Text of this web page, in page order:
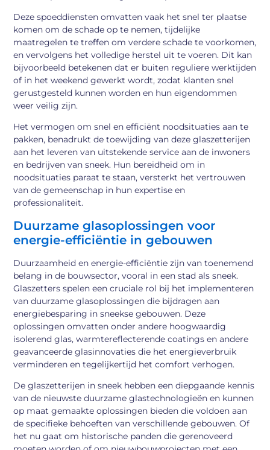
Deze spoeddiensten omvatten vaak het snel ter plaatse
komen om de schade op te nemen, tijdelijke
maatregelen te treffen om verdere schade te voorkomen,
en vervolgens het volledige herstel uit te voeren. Dit kan
bijvoorbeeld betekenen dat er buiten reguliere werktijden
of in het weekend gewerkt wordt, zodat klanten snel
gerustgesteld kunnen worden en hun eigendommen
weer veilig zijn.
Het vermogen om snel en efficiënt noodsituaties aan te
pakken, benadrukt de toewijding van deze glaszetterijen
aan het leveren van uitstekende service aan de inwoners
en bedrijven van sneek. Hun bereidheid om in
noodsituaties paraat te staan, versterkt het vertrouwen
van de gemeenschap in hun expertise en
professionaliteit.
Duurzame glasoplossingen voor
energie-efficiëntie in gebouwen
Duurzaamheid en energie-efficiëntie zijn van toenemend
belang in de bouwsector, vooral in een stad als sneek.
Glaszetters spelen een cruciale rol bij het implementeren
van duurzame glasoplossingen die bijdragen aan
energiebesparing in sneekse gebouwen. Deze
oplossingen omvatten onder andere hoogwaardig
isolerend glas, warmtereflecterende coatings en andere
geavanceerde glasinnovaties die het energieverbruik
verminderen en tegelijkertijd het comfort verhogen.
De glaszetterijen in sneek hebben een diepgaande kennis
van de nieuwste duurzame glastechnologieën en kunnen
op maat gemaakte oplossingen bieden die voldoen aan
de specifieke behoeften van verschillende gebouwen. Of
het nu gaat om historische panden die gerenoveerd